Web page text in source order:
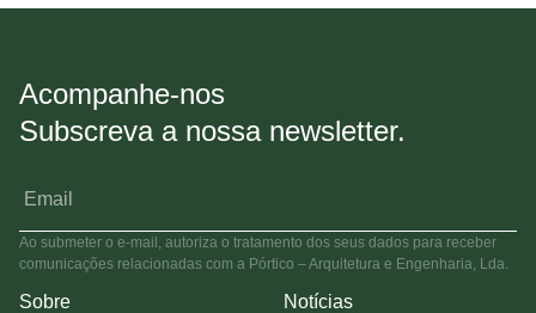
Acompanhe-nos
Subscreva a nossa newsletter.
Ao submeter o e-mail, autoriza o tratamento dos seus dados para receber
comunicações relacionadas com a Pórtico – Arquitetura e Engenharia, Lda.
Sobre
Notícias